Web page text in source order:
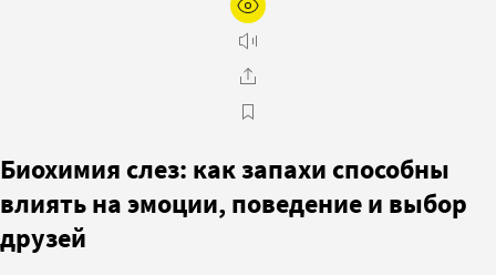
Биохимия слез: как запахи способны
влиять на эмоции, поведение и выбор
друзей